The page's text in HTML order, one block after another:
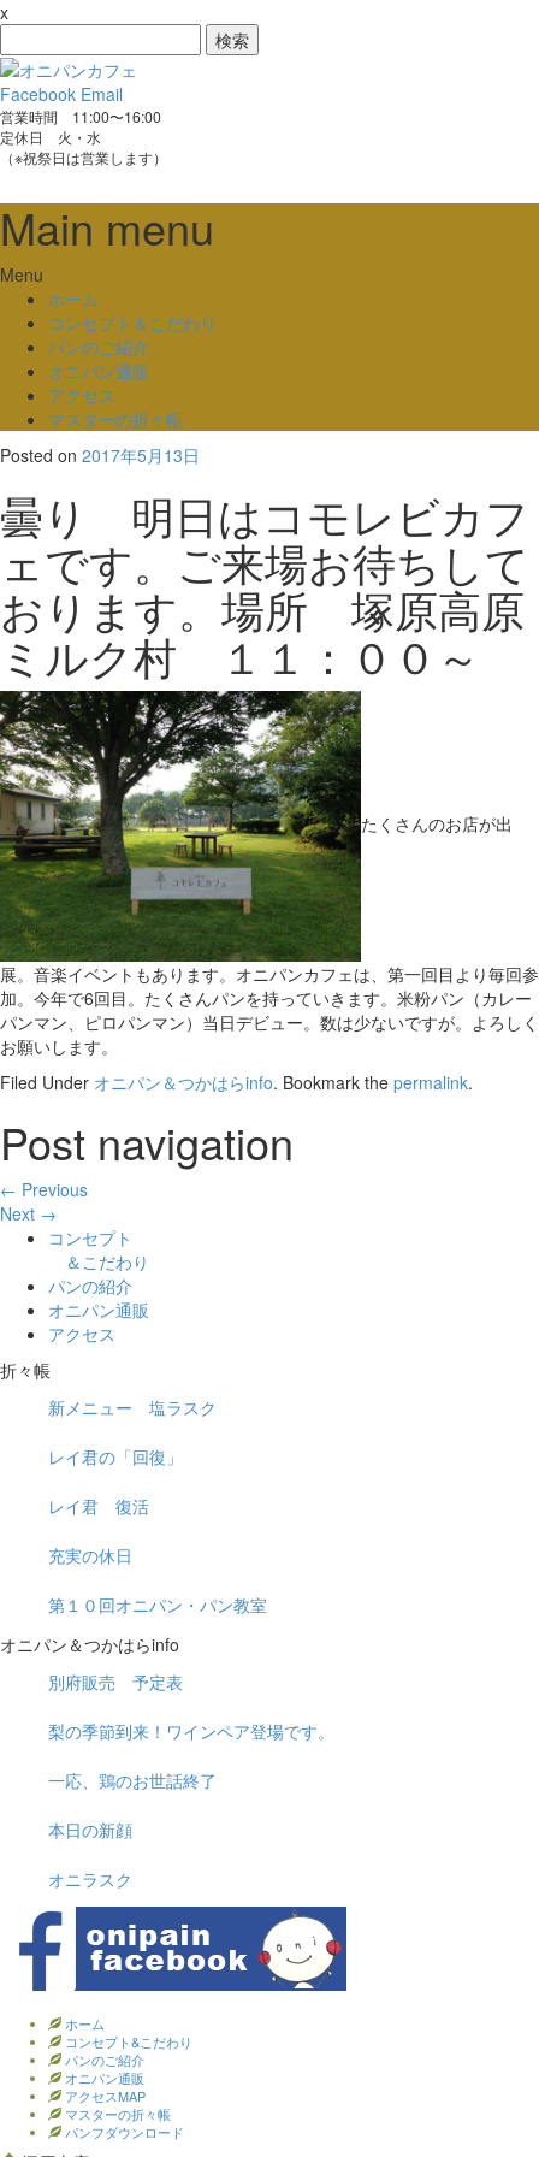
x
索:
Facebook Email
営業時間 11:00〜16:00
定休日 火・水
（※祝祭日は営業します）
Main menu
Skip
content
Menu
ホーム
コンセプト＆こだわり
パンのご紹介
オニパン通販
アクセス
マスターの折々帳
Posted on 2017年5月13日
曇り 明日はコモレビカフ
ェです。ご来場お待ちして
おります。場所 塚原高原
ミルク村 １１：００～
たくさんのお店が出
展。音楽イベントもあります。オニパンカフェは、第一回目より毎回参
加。今年で6回目。たくさんパンを持っていきます。米粉パン（カレー
パンマン、ピロパンマン）当日デビュー。数は少ないですが。よろしく
お願いします。
Filed Under オニパン＆つかはらinfo. Bookmark the permalink.
Post navigation
← Previous
Next →
コンセプト
＆こだわり
パンの紹介
オニパン通販
アクセス
折々帳
新メニュー 塩ラスク
レイ君の「回復」
レイ君 復活
充実の休日
第１０回オニパン・パン教室
オニパン＆つかはらinfo
別府販売 予定表
梨の季節到来！ワインペア登場です。
一応、鶏のお世話終了
本日の新顔
オニラスク
ホーム
コンセプト&こだわり
パンのご紹介
オニパン通販
アクセスMAP
マスターの折々帳
パンフダウンロード